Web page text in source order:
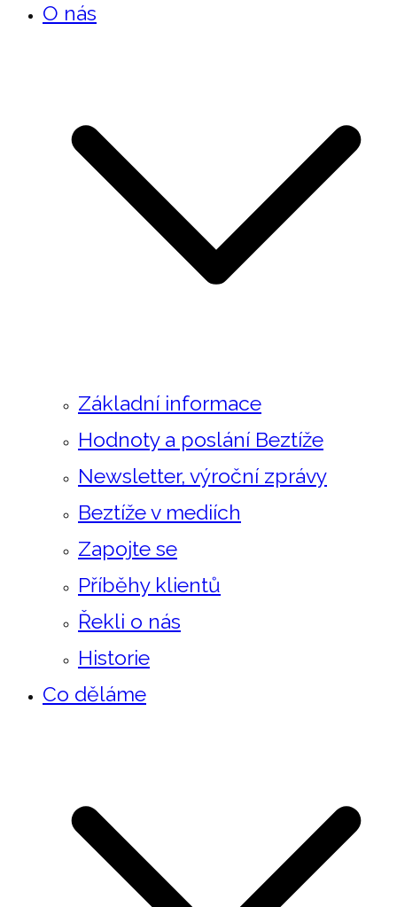
O nás
Základní informace
Hodnoty a poslání Beztíže
Newsletter, výroční zprávy
Beztíže v mediích
Zapojte se
Příběhy klientů
Řekli o nás
Historie
Co děláme